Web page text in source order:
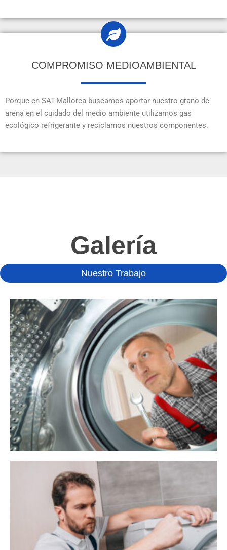
COMPROMISO MEDIOAMBIENTAL
Porque en SAT-Mallorca buscamos aportar nuestro grano de
arena en el cuidado del medio ambiente utilizamos gas
ecológico refrigerante y reciclamos nuestros componentes.
Galería
Nuestro Trabajo